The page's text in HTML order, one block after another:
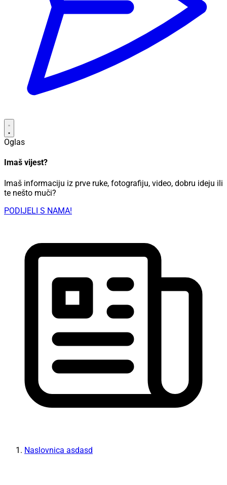
Oglas
Imaš vijest?
Imaš informaciju iz prve ruke, fotografiju, video, dobru ideju ili
te nešto muči?
PODIJELI S NAMA!
Naslovnica asdasd